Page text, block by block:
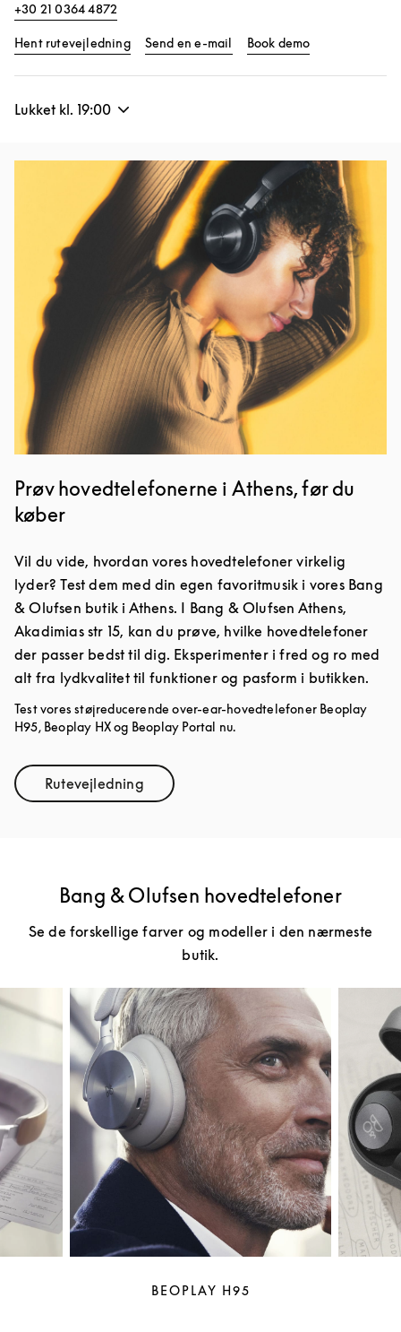
+30 21 0364 4872
Hent rutevejledningLink Opens in New Tab
Send en e-mail Book demo
Lukket kl. 19:00
Prøv hovedtelefonerne i Athens, før du
køber
Vil du vide, hvordan vores hovedtelefoner virkelig
lyder? Test dem med din egen favoritmusik i vores Bang
& Olufsen butik i Athens. I Bang & Olufsen Athens,
Akadimias str 15, kan du prøve, hvilke hovedtelefoner
der passer bedst til dig. Eksperimenter i fred og ro med
alt fra lydkvalitet til funktioner og pasform i butikken.
Test vores støjreducerende over-ear-hovedtelefoner Beoplay
H95, Beoplay HX og Beoplay Portal nu.
RutevejledningLink Opens in New Tab
Bang & Olufsen hovedtelefoner
Se de forskellige farver og modeller i den nærmeste
butik.
BEOPLAY H95